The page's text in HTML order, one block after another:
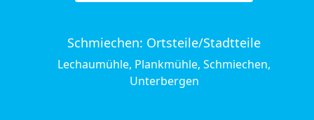
Schmiechen: Ortsteile/Stadtteile
Lechaumühle, Plankmühle, Schmiechen,
Unterbergen